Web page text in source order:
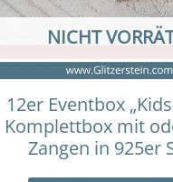
NICHT
12er Eventbox
Komplettbox mit
Zangen in 925er